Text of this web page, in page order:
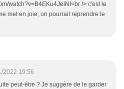
watch?v=B4EKu4JeiNI<br /> c'est le
met en joie, on pourrait reprendre le
2022 19:56
peut-être ? Je suggère de le garder